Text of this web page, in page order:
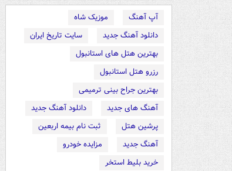
آپ آهنگ
موزیک شاه
دانلود آهنگ جدید
سایت تاریخ ایران
بهترین هتل های استانبول
رزرو هتل استانبول
بهترین جراح بینی ترمیمی
آهنگ های جدید
دانلود آهنگ جدید
پرشین هتل
ثبت نام بیمه اربعین
آهنگ جدید
مزایده خودرو
خرید بلیط استخر